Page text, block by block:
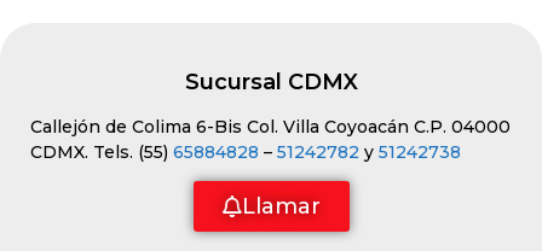
Sucursal CDMX
Callejón de Colima 6-Bis Col. Villa Coyoacán C.P. 04000
CDMX. Tels. (55) 65884828 – 51242782 y 51242738
Llamar